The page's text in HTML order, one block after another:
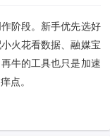
阶段。新手优先选好
火花看数据、融媒宝
牛的工具也只是加速
点。